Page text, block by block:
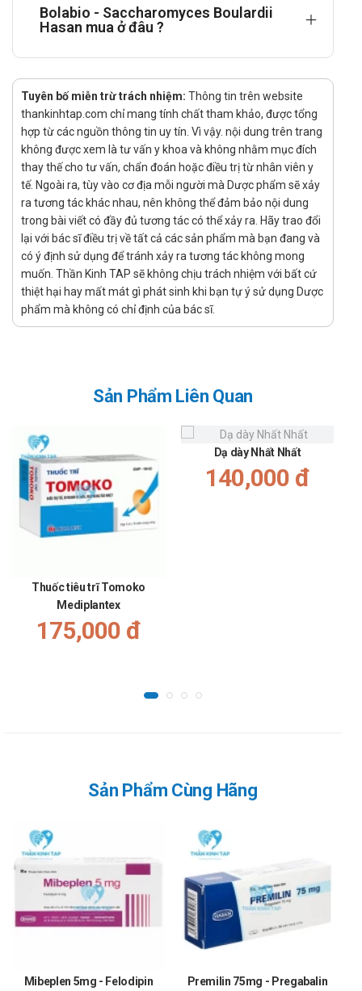
cụ thể và liều lượng có thể khác nhau, nên cần tham khảo
ý kiến bác sĩ trước khi sử dụng.
Lời khuyên về dinh dưỡng
mạnh, bao gồm thực phẩm giàu chất xơ như rau xanh, trái
cây và ngũ cốc nguyên hạt để hỗ trợ hệ tiêu hóa. Hạn chế
tiêu thụ thực phẩm nhiều đường, chất béo bão hòa và đồ
uống có cồn, vì chúng có thể gây kích ứng đường ruột và
làm giảm hiệu quả của thuốc. Uống đủ nước hàng ngày
cũng rất quan trọng để duy trì sự cân bằng nước và điện
giải trong cơ thể.
Bolabio - Saccharomyces Boulardii
Hasan mua ở đâu ?
Tuyên bố miễn trừ trách nhiệm: Thông tin trên website
thankinhtap.com chỉ mang tính chất tham khảo, được tổng
hợp từ các nguồn thông tin uy tín. Vì vậy. nội dung trên trang
không được xem là tư vấn y khoa và không nhằm mục đích
thay thế cho tư vấn, chẩn đoán hoặc điều trị từ nhân viên y
tế. Ngoài ra, tùy vào cơ địa mỗi người mà Dược phẩm sẽ xảy
ra tương tác khác nhau, nên không thể đảm bảo nội dung
trong bài viết có đầy đủ tương tác có thể xảy ra. Hãy trao đổi
lại với bác sĩ điều trị về tất cả các sản phẩm mà bạn đang và
có ý định sử dụng để tránh xảy ra tương tác không mong
muốn. Thần Kinh TAP sẽ không chịu trách nhiệm với bất cứ
thiệt hại hay mất mát gì phát sinh khi bạn tự ý sử dụng Dược
phẩm mà không có chỉ định của bác sĩ.
Sản Phẩm Liên Quan
Thuốc tiêu trĩ Tomoko
Mediplantex
175,000 đ
Dạ dày Nhất Nhất
140,000 đ
Sản Phẩm Cùng Hãng
Mibeplen 5mg - Felodipin
Premilin 75mg - Pregabalin